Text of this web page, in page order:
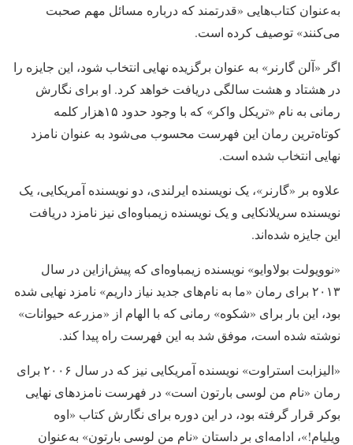
به‌عنوان کتاب‌هایی «قدرتمند که درباره مسائل مهم صحبت
می‌کنند» توصیف کرده است.
اگر «آلن گارنر» به عنوان برگزیده نهایی انتخاب شود، این جایزه را
در هشتاد و هشت سالگی دریافت خواهد کرد. او برای نگارش
رمانی به نام «تریکل واکر» که با وجود حدود ۱۵هزار کلمه
کوتاه‌ترین رمان این فهرست محسوب می‌شود به عنوان نامزد
نهایی انتخاب شده است.
علاوه بر «گارنر»، یک نویسنده ایرلندی، دو نویسنده آمریکایی، یک
نویسنده سریلانکایی و یک نویسنده زیمباوه‌ای نیز نامزد دریافت
این جایزه شده‌اند.
«نوویولت بولاوایو» نویسنده زیمباوه‌ای که پیش‌ازاین در سال
۲۰۱۳ برای رمان «ما به نام‌های جدید نیاز داریم» نامزد نهایی شده
بود، این بار برای «شکوه» رمانی که با الهام از «مزرعه حیوانات»
نوشته شده است، موفق شد به این فهرست راه پیدا کند.
«الیزابت استراوت» نویسنده آمریکایی نیز که در سال ۲۰۰۶ برای
رمان «نام من لوسی بارتون است» در فهرست نامزدهای نهایی
بوکر قرار گرفته بود، در این دوره برای نگارش کتاب «اوه
ویلیام!»، ادامه‌ای بر داستان «نام من لوسی بارتون» به‌عنوان